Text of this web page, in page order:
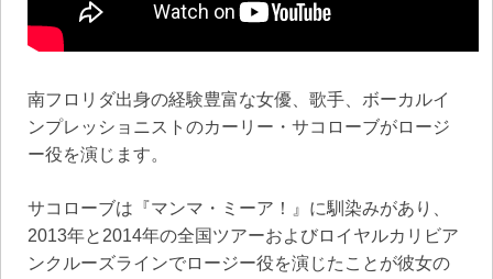
南フロリダ出身の経験豊富な女優、歌手、ボーカルイ
ンプレッショニストのカーリー・サコローブがロージ
ー役を演じます。
サコローブは『マンマ・ミーア！』に馴染みがあり、
2013年と2014年の全国ツアーおよびロイヤルカリビア
ンクルーズラインでロージー役を演じたことが彼女の